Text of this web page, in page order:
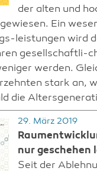
der alten und
Ein
leistungen wird
gesellschaftli-
werden.
stark an,
die
29. März 2019
nur geschehen
Seit der